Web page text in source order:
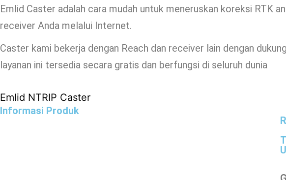
Emlid Caster adalah cara mudah untuk meneruskan koreksi RTK
receiver Anda melalui Internet.
Caster kami bekerja dengan Reach dan receiver lain dengan
layanan ini tersedia secara gratis dan berfungsi di seluruh dunia
Emlid NTRIP Caster
Informasi Produk